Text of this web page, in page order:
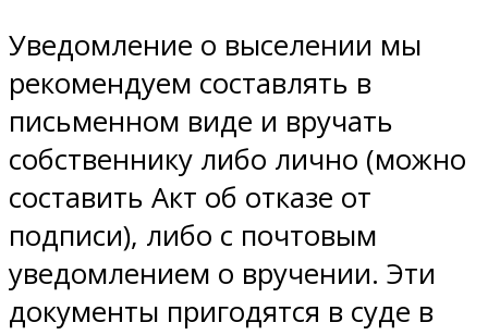
Уведомление о выселении мы
рекомендуем составлять в
письменном виде и вручать
собственнику либо лично (можно
составить Акт об отказе от
подписи), либо с почтовым
уведомлением о вручении. Эти
документы пригодятся в суде в